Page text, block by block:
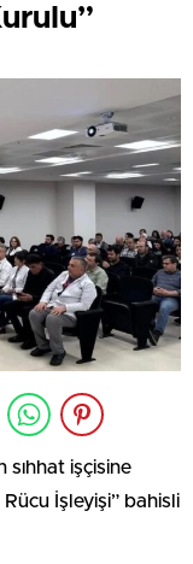
sıhhat işçisine
İşleyişi” bahisli